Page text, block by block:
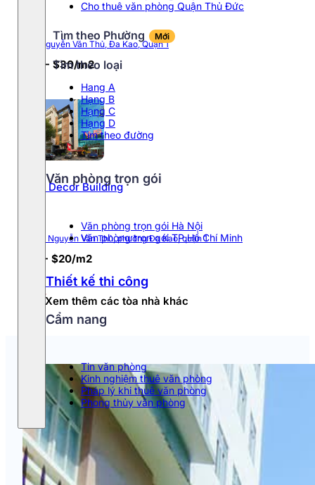
Cho thuê văn phòng Quận Thủ Đức
Tìm theo Phường Mới
Tìm theo loại
Hang A
Hạng B
Hạng C
Hạng D
Tìm theo đường
Văn phòng trọn gói
Văn phòng trọn gói Hà Nội
Văn phòng trọn gói TP.Hồ Chí Minh
Thiết kế thi công
Cẩm nang
Tin văn phòng
Kinh nghiệm thuê văn phòng
Pháp lý khi thuê văn phòng
Phong thủy văn phòng
140 Nguyễn Văn Thủ, Đa Kao, Quận 1
$27 - $30/m2
Nelo Decor Building
207/6 Nguyễn Văn Thủ, phường Đa Kao, quận 1
$18 - $20/m2
Xem thêm các tòa nhà khác